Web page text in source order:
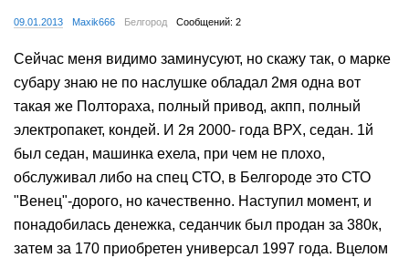
09.01.2013 Maxik666 Белгород Сообщений: 2
Сейчас меня видимо заминусуют, но скажу так, о марке
субару знаю не по наслушке обладал 2мя одна вот
такая же Полтораха, полный привод, акпп, полный
электропакет, кондей. И 2я 2000- года ВРХ, седан. 1й
был седан, машинка ехела, при чем не плохо,
обслуживал либо на спец СТО, в Белгороде это СТО
"Венец"-дорого, но качественно. Наступил момент, и
понадобилась денежка, седанчик был продан за 380к,
затем за 170 приобретен универсал 1997 года. Вцелом